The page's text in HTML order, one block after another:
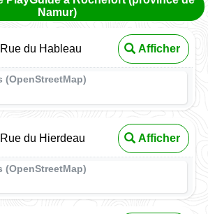
Namur)
du Hableau Afficher
(OpenStreetMap)
du Hierdeau Afficher
(OpenStreetMap)